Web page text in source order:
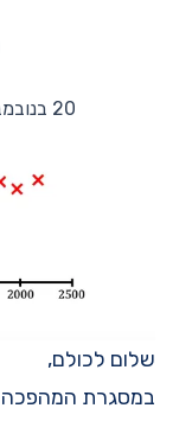
20 בנובמבר 2025
שלום לכולם,